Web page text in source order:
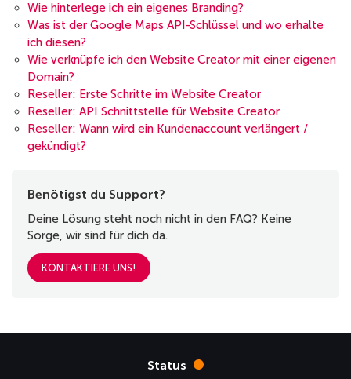
Wie hinterlege ich ein eigenes Branding?
Was ist der Google Maps API-Schlüssel und wo erhalte
ich diesen?
Wie verknüpfe ich den Website Creator mit einer eigenen
Domain?
Reseller: Erste Schritte im Website Creator
Reseller: API Schnittstelle für Website Creator
Reseller: Wann wird ein Kundenaccount verlängert /
gekündigt?
Benötigst du Support?
Deine Lösung steht noch nicht in den FAQ? Keine
Sorge, wir sind für dich da.
KONTAKTIERE UNS!
Status